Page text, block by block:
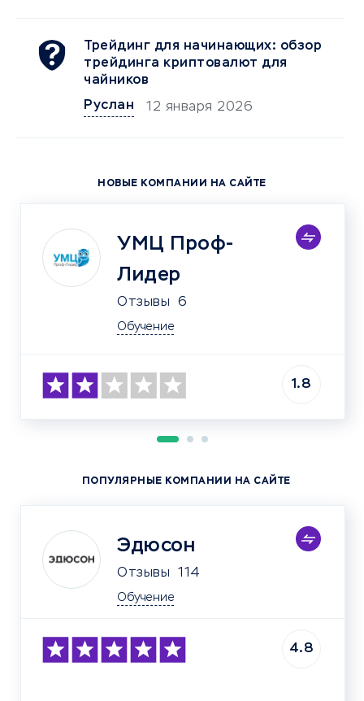
Трейдинг для начинающих: обзор
трейдинга криптовалют для
чайников
Руслан
12 января 2026
НОВЫЕ КОМПАНИИ НА САЙТЕ
УМЦ Проф-
Лидер
Отзывы 6
Обучение
1.8
ПОПУЛЯРНЫЕ КОМПАНИИ НА САЙТЕ
Эдюсон
Отзывы 114
Обучение
4.8